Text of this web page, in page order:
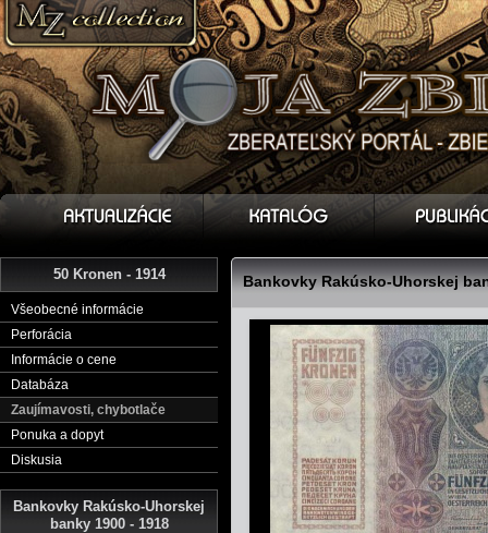
50 Kronen - 1914
Všeobecné informácie
Perforácia
Informácie o cene
Databáza
Zaujímavosti, chybotlače
Ponuka a dopyt
Diskusia
Bankovky Rakúsko-Uhorskej
banky 1900 - 1918
Bankovky Rakúsko-Uhorskej